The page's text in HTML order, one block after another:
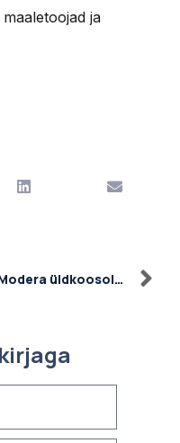
ja
Modera üldkoosolek kiitis heaks teise aktsiapakkumise